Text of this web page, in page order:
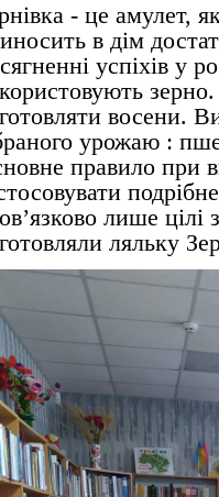
- це амулет,
ить в дім
успіхів у
восени.
урожаю :
правило при
лише цілі
ляльку